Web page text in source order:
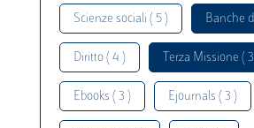
Scienze sociali ( 5 ) Banche
Diritto ( 4 ) Terza Missione (
Ebooks ( 3 ) Ejournals ( 3 )